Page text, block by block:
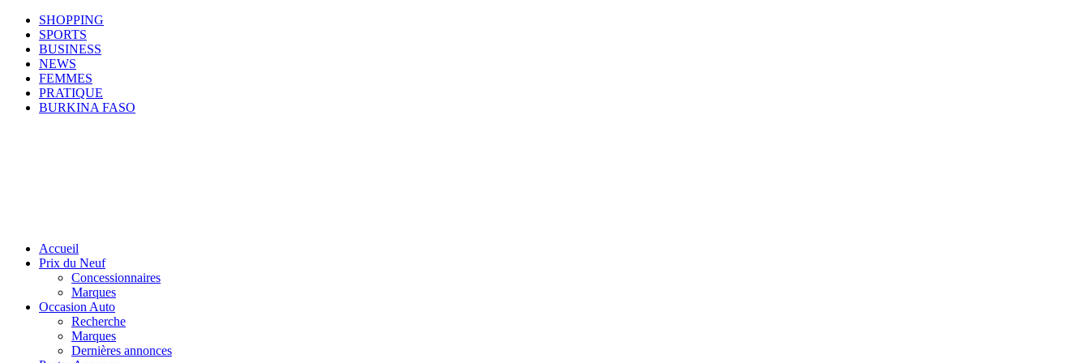
SHOPPING
SPORTS
BUSINESS
NEWS
FEMMES
PRATIQUE
BURKINA FASO
Accueil
Prix du Neuf
Concessionnaires
Marques
Occasion Auto
Recherche
Marques
Dernières annonces